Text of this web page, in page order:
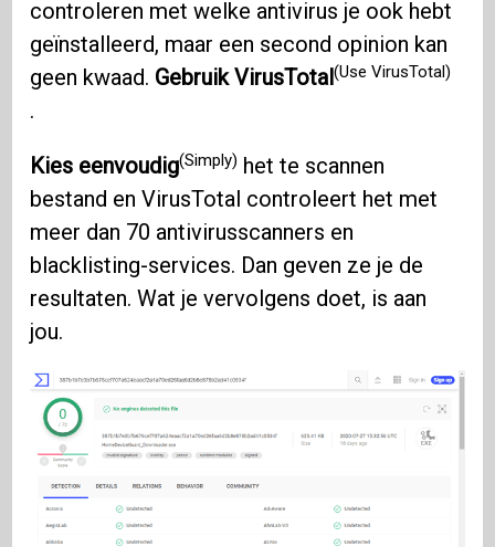
controleren met welke antivirus je ook hebt
geïnstalleerd, maar een second opinion kan
geen kwaad. Gebruik VirusTotal(Use VirusTotal)
.
Kies eenvoudig(Simply) het te scannen
bestand en VirusTotal controleert het met
meer dan 70 antivirusscanners en
blacklisting-services. Dan geven ze je de
resultaten. Wat je vervolgens doet, is aan
jou.